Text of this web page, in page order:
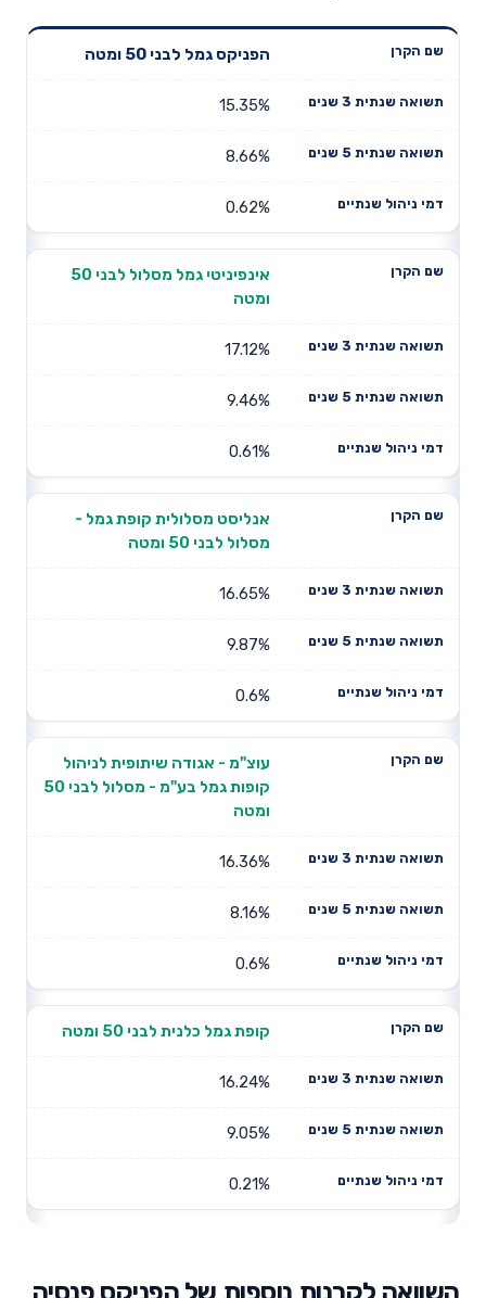
שנים
תשואה
הפניקס גמל לבני 50 ומטה
15.35%
8.66%
0.62%
אינפיניטי גמל מסלול לבני 50
ומטה
17.12%
9.46%
0.61%
אנליסט מסלולית קופת גמל -
מסלול לבני 50 ומטה
16.65%
9.87%
0.6%
עוצ"מ - אגודה שיתופית לניהול
קופות גמל בע"מ - מסלול לבני 50
ומטה
16.36%
8.16%
0.6%
קופת גמל כלנית לבני 50 ומטה
16.24%
9.05%
0.21%